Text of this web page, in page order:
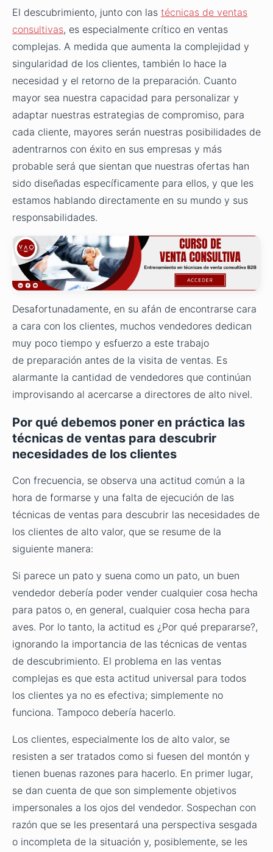
El descubrimiento, junto con las técnicas de ventas
consultivas, es especialmente crítico en ventas
complejas. A medida que aumenta la complejidad y
singularidad de los clientes, también lo hace la
necesidad y el retorno de la preparación. Cuanto
mayor sea nuestra capacidad para personalizar y
adaptar nuestras estrategias de compromiso, para
cada cliente, mayores serán nuestras posibilidades de
adentrarnos con éxito en sus empresas y más
probable será que sientan que nuestras ofertas han
sido diseñadas específicamente para ellos, y que les
estamos hablando directamente en su mundo y sus
responsabilidades.
Desafortunadamente, en su afán de encontrarse cara
a cara con los clientes, muchos vendedores dedican
muy poco tiempo y esfuerzo a este trabajo
de preparación antes de la visita de ventas. Es
alarmante la cantidad de vendedores que continúan
improvisando al acercarse a directores de alto nivel.
Por qué debemos poner en práctica las
técnicas de ventas para descubrir
necesidades de los clientes
Con frecuencia, se observa una actitud común a la
hora de formarse y una falta de ejecución de las
técnicas de ventas para descubrir las necesidades de
los clientes de alto valor, que se resume de la
siguiente manera:
Si parece un pato y suena como un pato, un buen
vendedor debería poder vender cualquier cosa hecha
para patos o, en general, cualquier cosa hecha para
aves. Por lo tanto, la actitud es ¿Por qué prepararse?,
ignorando la importancia de las técnicas de ventas
de descubrimiento. El problema en las ventas
complejas es que esta actitud universal para todos
los clientes ya no es efectiva; simplemente no
funciona. Tampoco debería hacerlo.
Los clientes, especialmente los de alto valor, se
resisten a ser tratados como si fuesen del montón y
tienen buenas razones para hacerlo. En primer lugar,
se dan cuenta de que son simplemente objetivos
impersonales a los ojos del vendedor. Sospechan con
razón que se les presentará una perspectiva sesgada
o incompleta de la situación y, posiblemente, se les